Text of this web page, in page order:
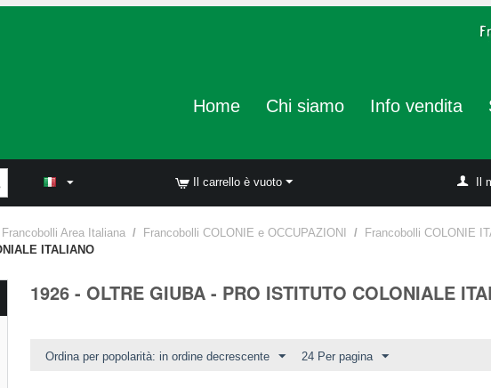
Home Chi siamo Info vendita
Il carrello è vuoto Il
Area Italiana / Francobolli COLONIE e OCCUPAZIONI /
Francobolli COLONIE
ITALIANO
1926 - OLTRE GIUBA - PRO ISTITUTO COLONIALE
Ordina per popolarità: in ordine decrescente 24 Per pagina